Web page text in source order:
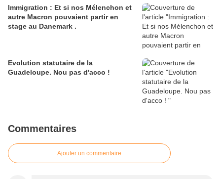
Immigration : Et si nos Mélenchon et
autre Macron pouvaient partir en
stage au Danemark .
Evolution statutaire de la
Guadeloupe. Nou pas d'acco !
Commentaires
Ajouter un commentaire